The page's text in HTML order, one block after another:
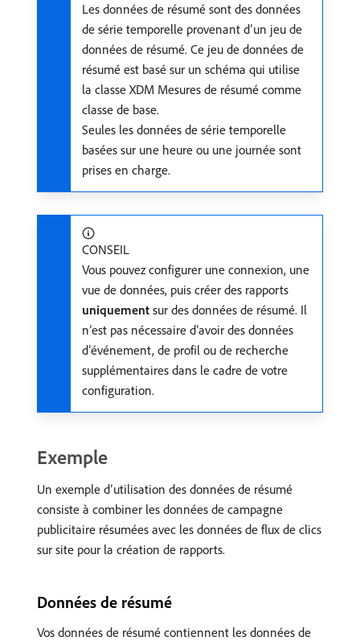
Les données de résumé sont des données
de série temporelle provenant d’un jeu de
données de résumé. Ce jeu de données de
résumé est basé sur un schéma qui utilise
la classe XDM Mesures de résumé comme
classe de base.
Seules les données de série temporelle
basées sur une heure ou une journée sont
prises en charge.
CONSEIL
Vous pouvez configurer une connexion, une
vue de données, puis créer des rapports
uniquement sur des données de résumé. Il
n’est pas nécessaire d’avoir des données
d’événement, de profil ou de recherche
supplémentaires dans le cadre de votre
configuration.
Exemple
Un exemple d’utilisation des données de résumé
consiste à combiner les données de campagne
publicitaire résumées avec les données de flux de clics
sur site pour la création de rapports.
Données de résumé
Vos données de résumé contiennent les données de